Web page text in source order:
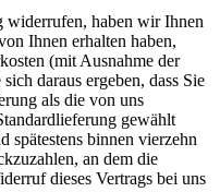
widerrufen, haben wir Ihnen
Ihnen erhalten haben,
(mit Ausnahme der
daraus ergeben, dass Sie
als die von uns
gewählt
spätestens binnen vierzehn
an dem die
dieses Vertrags bei uns